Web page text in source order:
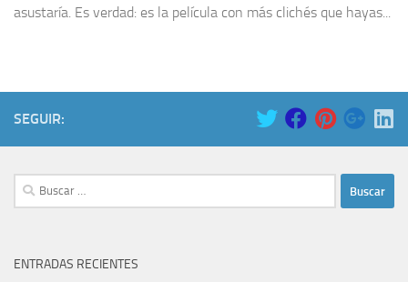
asustaría. Es verdad: es la película con más clichés que hayas...
SEGUIR:
Buscar:
ENTRADAS RECIENTES